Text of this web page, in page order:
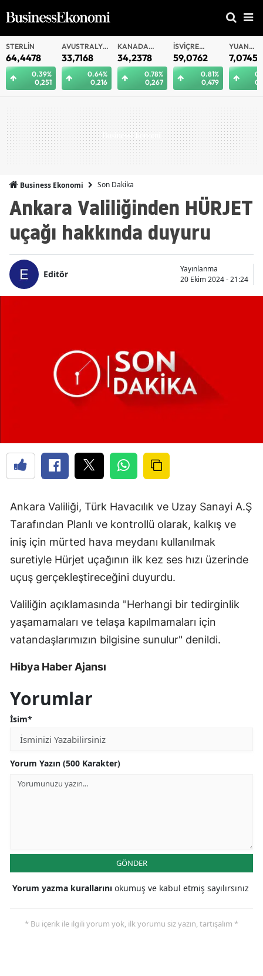
AVUSTRALYA
DOLARI
33,7168
0.64%
0,216
KANADA
DOLARI
34,2378
0.78%
0,267
İSVIÇRE
FRANKI
59,0762
0.81%
0,479
YUAN
OFFSHORE
7,0745
0.28%
0,020
Business Ekonomi Son Dakika
Ankara Valiliğinden HÜRJET
uçağı hakkında duyuru
Editör
Yayınlanma
20 Ekim 2024 - 21:24
Ankara Valiliği, Türk Havacılık ve Uzay Sanayi A.Ş
Tarafından Planlı ve kontrollü olarak, kalkış ve
iniş için mürted hava meydanı kullanılmak
suretiyle Hürjet uçağının ilk kez ses hızı üzerinde
uçuş gerçekleştireceğini duyurdu.
Valiliğin açıklamasında "Herhangi bir tedirginlik
yaşamamaları ve telaşa kapılmamaları için
vatandaşlarımızın bilgisine sunulur" denildi.
Hibya Haber Ajansı
Yorumlar
İsim*
Yorum Yazın (500 Karakter)
GÖNDER
Yorum yazma kurallarını okumuş ve kabul etmiş sayılırsınız
* Bu içerik ile ilgili yorum yok, ilk yorumu siz yazın, tartışalım *